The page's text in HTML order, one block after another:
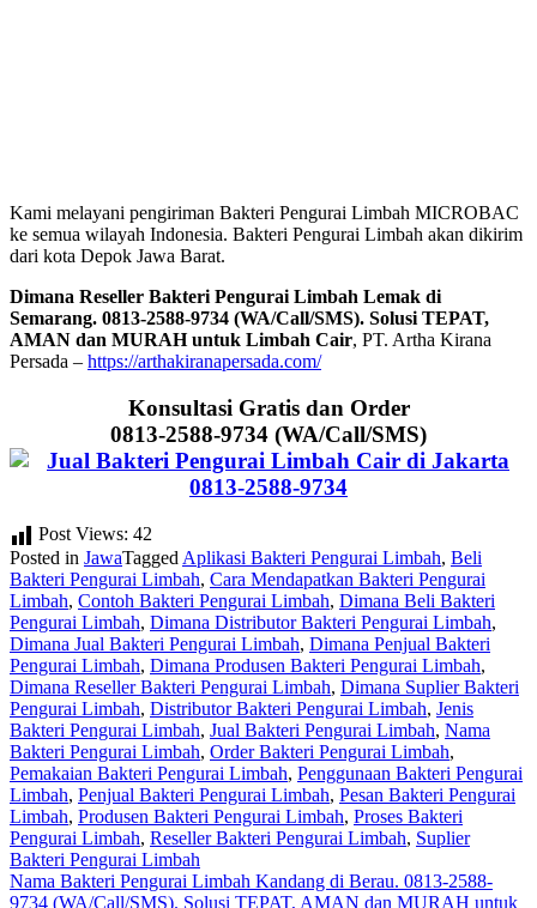
Kami melayani pengiriman Bakteri Pengurai Limbah MICROBAC
ke semua wilayah Indonesia. Bakteri Pengurai Limbah akan dikirim
dari kota Depok Jawa Barat.
Dimana Reseller Bakteri Pengurai Limbah Lemak di
Semarang. 0813-2588-9734 (WA/Call/SMS). Solusi TEPAT,
AMAN dan MURAH untuk Limbah Cair, PT. Artha Kirana
Persada – https://arthakiranapersada.com/
Konsultasi Gratis dan Order
0813-2588-9734 (WA/Call/SMS)
Post Views: 42
Posted in JawaTagged Aplikasi Bakteri Pengurai Limbah, Beli
Bakteri Pengurai Limbah, Cara Mendapatkan Bakteri Pengurai
Limbah, Contoh Bakteri Pengurai Limbah, Dimana Beli Bakteri
Pengurai Limbah, Dimana Distributor Bakteri Pengurai Limbah,
Dimana Jual Bakteri Pengurai Limbah, Dimana Penjual Bakteri
Pengurai Limbah, Dimana Produsen Bakteri Pengurai Limbah,
Dimana Reseller Bakteri Pengurai Limbah, Dimana Suplier Bakteri
Pengurai Limbah, Distributor Bakteri Pengurai Limbah, Jenis
Bakteri Pengurai Limbah, Jual Bakteri Pengurai Limbah, Nama
Bakteri Pengurai Limbah, Order Bakteri Pengurai Limbah,
Pemakaian Bakteri Pengurai Limbah, Penggunaan Bakteri Pengurai
Limbah, Penjual Bakteri Pengurai Limbah, Pesan Bakteri Pengurai
Limbah, Produsen Bakteri Pengurai Limbah, Proses Bakteri
Pengurai Limbah, Reseller Bakteri Pengurai Limbah, Suplier
Bakteri Pengurai Limbah
Post
Nama Bakteri Pengurai Limbah Kandang di Berau. 0813-2588-
9734 (WA/Call/SMS). Solusi TEPAT, AMAN dan MURAH untuk